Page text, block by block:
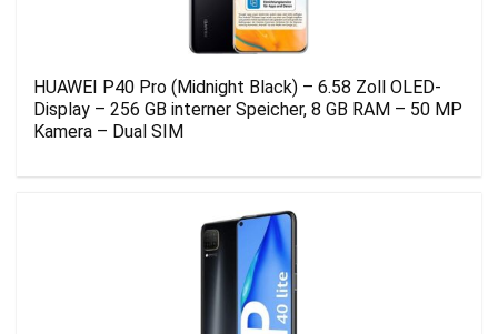
HUAWEI P40 Pro (Midnight Black) – 6.58 Zoll OLED-
Display – 256 GB interner Speicher, 8 GB RAM – 50 MP
Kamera – Dual SIM